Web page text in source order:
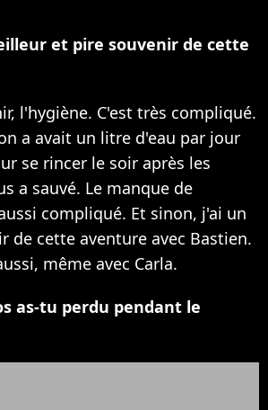
et pire souvenir de cette
l'hygiène. C'est très compliqué.
a avait un litre d'eau par jour
se rincer le soir après les
a sauvé. Le manque de
compliqué. Et sinon, j'ai un
de cette aventure avec Bastien.
même avec Carla.
as-tu perdu pendant le